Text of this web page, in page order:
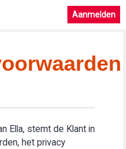
Aanmelden
Ella, stemt de Klant in
het privacy